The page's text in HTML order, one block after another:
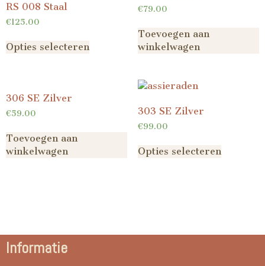
RS 008 Staal
€125.00
Opties selecteren
€79.00
Toevoegen aan
winkelwagen
306 SE Zilver
€59.00
Toevoegen aan
winkelwagen
303 SE Zilver
€99.00
Opties selecteren
Informatie